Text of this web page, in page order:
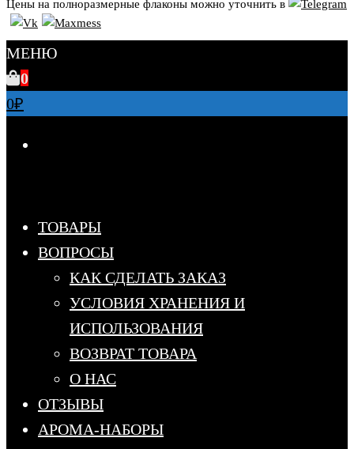
Цены на полноразмерные флаконы можно уточнить в
МЕНЮ
0
0₽
ТОВАРЫ
ВОПРОСЫ
КАК СДЕЛАТЬ ЗАКАЗ
УСЛОВИЯ ХРАНЕНИЯ И
ИСПОЛЬЗОВАНИЯ
ВОЗВРАТ ТОВАРА
О НАС
ОТЗЫВЫ
АРОМА-НАБОРЫ